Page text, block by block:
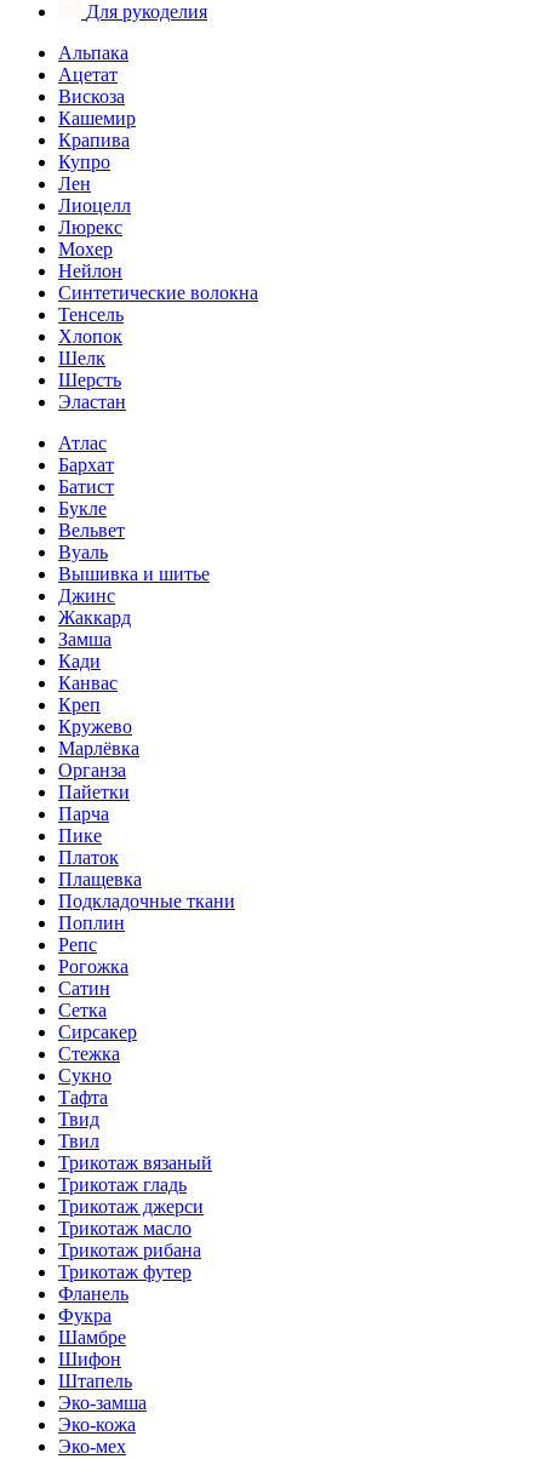
Для рукоделия
Альпака
Ацетат
Вискоза
Кашемир
Крапива
Купро
Лен
Лиоцелл
Люрекс
Мохер
Нейлон
Синтетические волокна
Тенсель
Хлопок
Шелк
Шерсть
Эластан
Атлас
Бархат
Батист
Букле
Вельвет
Вуаль
Вышивка и шитье
Джинс
Жаккард
Замша
Кади
Канвас
Креп
Кружево
Марлёвка
Органза
Пайетки
Парча
Пике
Платок
Плащевка
Подкладочные ткани
Поплин
Репс
Рогожка
Сатин
Сетка
Сирсакер
Стежка
Сукно
Тафта
Твид
Твил
Трикотаж вязаный
Трикотаж гладь
Трикотаж джерси
Трикотаж масло
Трикотаж рибана
Трикотаж футер
Фланель
Фукра
Шамбре
Шифон
Штапель
Эко-замша
Эко-кожа
Эко-мех